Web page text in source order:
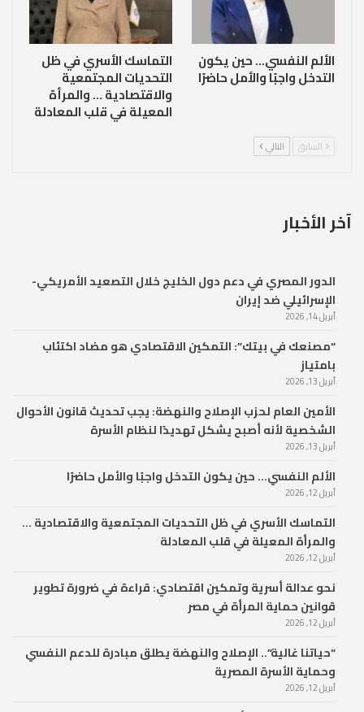
الألم النفسي… حين يكون
التدخل واجبًا والأمل حاضرًا
التماسك الأسري في ظل
التحديات المجتمعية
والاقتصادية … والمرأة
المعيلة في قلب المعادلة
السابق التالي
آخر الأخبار
الدور المصري في دعم دول الخليج خلال التصعيد الأمريكي-
الإسرائيلي ضد إيران
أبريل 14, 2026
“مصنعك في بيتك”: التمكين الاقتصادي هو مضاد اكتئاب
بامتياز
أبريل 13, 2026
الأمين العام لحزب الإصلاح والنهضة: يجب تحديث قانون الأحوال
الشخصية لأنه أصبح يشكل تهديدًا لنظام الأسرة
أبريل 13, 2026
الألم النفسي… حين يكون التدخل واجبًا والأمل حاضرًا
أبريل 12, 2026
التماسك الأسري في ظل التحديات المجتمعية والاقتصادية …
والمرأة المعيلة في قلب المعادلة
أبريل 12, 2026
نحو عدالة أسرية وتمكين اقتصادي: قراءة في ضرورة تطوير
قوانين حماية المرأة في مصر
أبريل 12, 2026
“حياتنا غالية”.. الإصلاح والنهضة يطلق مبادرة للدعم النفسي
وحماية الأسرة المصرية
أبريل 12, 2026